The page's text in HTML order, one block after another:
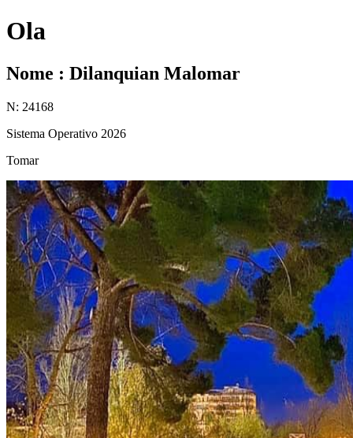
Ola
Nome : Dilanquian Malomar
N: 24168
Sistema Operativo 2026
Tomar